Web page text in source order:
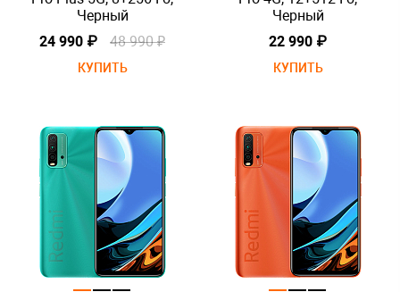
Черный
24 990 ₽
48 990 ₽
КУПИТЬ
Черный
22 990 ₽
КУПИТЬ